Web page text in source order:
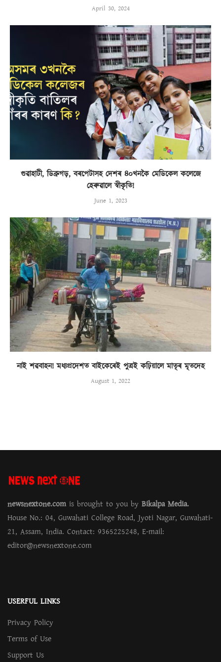
April 30, 2024
গুৱাহাটী, ডিব্ৰুগড়, বৰপেটাসহ দেশৰ ৪০খনকৈ মেডিকেল কলেজে
হেৰুৱালে স্বীকৃতি!
June 1, 2023
নাই শৱবাহন! মধ্যপ্ৰদেশত বাইকেৰেই পুত্ৰই কঢ়িয়ালে মাতৃৰ মৃতদেহ
August 1, 2022
newsnextone.com is brought to you by Bikalpa Media.
House No.: 04, Guwahati College Road, Jyoti Nagar, Guwahati-
21, Assam, India. Contact: 9365225248, E-mail:
editor@newsnextone.com
USERFUL LINKS
Privacy Policy
Terms of Use
Support Us